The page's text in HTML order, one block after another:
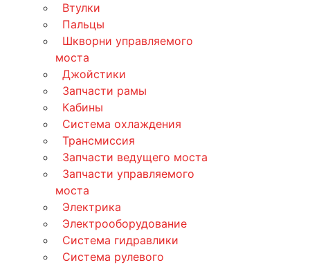
Втулки
Пальцы
Шкворни управляемого
моста
Джойстики
Запчасти рамы
Кабины
Система охлаждения
Трансмиссия
Запчасти ведущего моста
Запчасти управляемого
моста
Электрика
Электрооборудование
Система гидравлики
Система рулевого